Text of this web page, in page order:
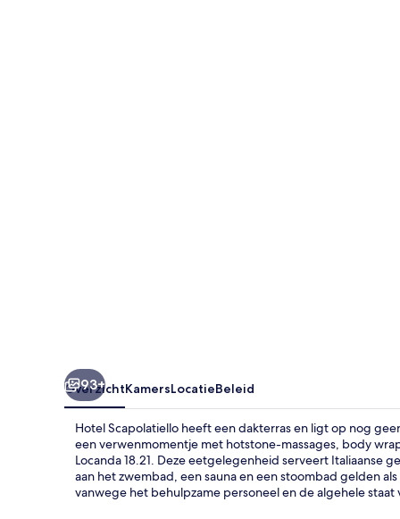
93+
OverzichtKamersLocatieBeleid
Hotel Scapolatiello heeft een dakterras en ligt op nog
een verwenmomentje met hotstone-massages, body
Locanda 18.21. Deze eetgelegenheid serveert Italiaanse
aan het zwembad, een sauna en een stoombad gelden
vanwege het behulpzame personeel en de algehele staat